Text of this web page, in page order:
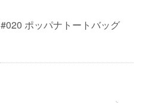
#020 ポッパナトートバッグ